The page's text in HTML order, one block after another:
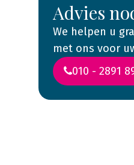
Advies
We helpen u
met ons voor
010 - 2891